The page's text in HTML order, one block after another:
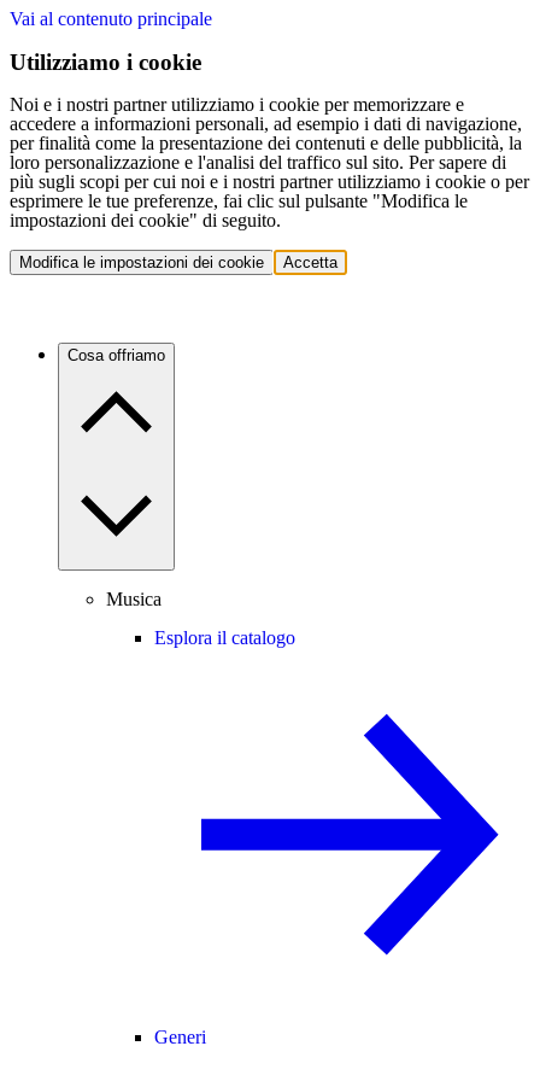
Vai al contenuto principale
Utilizziamo i cookie
Noi e i nostri partner utilizziamo i cookie per memorizzare e
accedere a informazioni personali, ad esempio i dati di navigazione,
per finalità come la presentazione dei contenuti e delle pubblicità, la
loro personalizzazione e l'analisi del traffico sul sito. Per sapere di
più sugli scopi per cui noi e i nostri partner utilizziamo i cookie o per
esprimere le tue preferenze, fai clic sul pulsante "Modifica le
impostazioni dei cookie" di seguito.
Modifica le impostazioni dei cookie Accetta
Cosa offriamo
Musica
Esplora il catalogo
Generi